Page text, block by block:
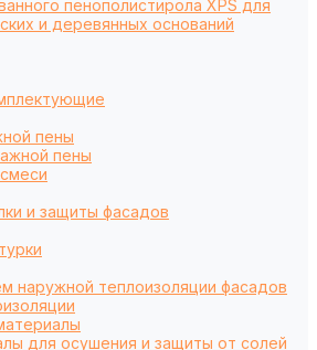
пенополистирола XPS для
и деревянных оснований
пены
пены
и защиты фасадов
наружной теплоизоляции фасадов
для осушения и защиты от солей